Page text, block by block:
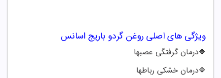
ویژگی های اصلی روغن گردو باریج اسانس
🔷درمان گرفتگی عصبها
🔷درمان خشکی رباطها